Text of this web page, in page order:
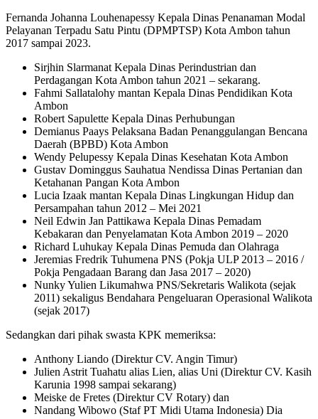
Fernanda Johanna Louhenapessy Kepala Dinas Penanaman Modal
Pelayanan Terpadu Satu Pintu (DPMPTSP) Kota Ambon tahun
2017 sampai 2023.
Sirjhin Slarmanat Kepala Dinas Perindustrian dan
Perdagangan Kota Ambon tahun 2021 – sekarang.
Fahmi Sallatalohy mantan Kepala Dinas Pendidikan Kota
Ambon
Robert Sapulette Kepala Dinas Perhubungan
Demianus Paays Pelaksana Badan Penanggulangan Bencana
Daerah (BPBD) Kota Ambon
Wendy Pelupessy Kepala Dinas Kesehatan Kota Ambon
Gustav Dominggus Sauhatua Nendissa Dinas Pertanian dan
Ketahanan Pangan Kota Ambon
Lucia Izaak mantan Kepala Dinas Lingkungan Hidup dan
Persampahan tahun 2012 – Mei 2021
Neil Edwin Jan Pattikawa Kepala Dinas Pemadam
Kebakaran dan Penyelamatan Kota Ambon 2019 – 2020
Richard Luhukay Kepala Dinas Pemuda dan Olahraga
Jeremias Fredrik Tuhumena PNS (Pokja ULP 2013 – 2016 /
Pokja Pengadaan Barang dan Jasa 2017 – 2020)
Nunky Yulien Likumahwa PNS/Sekretaris Walikota (sejak
2011) sekaligus Bendahara Pengeluaran Operasional Walikota
(sejak 2017)
Sedangkan dari pihak swasta KPK memeriksa:
Anthony Liando (Direktur CV. Angin Timur)
Julien Astrit Tuahatu alias Lien, alias Uni (Direktur CV. Kasih
Karunia 1998 sampai sekarang)
Meiske de Fretes (Direktur CV Rotary) dan
Nandang Wibowo (Staf PT Midi Utama Indonesia) Dia